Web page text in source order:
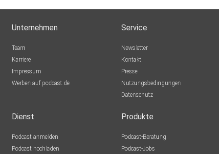
Unternehmen
Team
Karriere
Impressum
Werben auf podcast.de
Service
Newsletter
Kontakt
Presse
Nutzungsbedingungen
Datenschutz
Dienst
Podcast anmelden
Podcast hochladen
Produkte
Podcast-Beratung
Podcast-Jobs